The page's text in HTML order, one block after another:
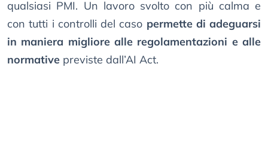
qualsiasi PMI. Un lavoro svolto con più calma e
con tutti i controlli del caso permette di adeguarsi
in maniera migliore alle regolamentazioni e alle
normative previste dall’AI Act.